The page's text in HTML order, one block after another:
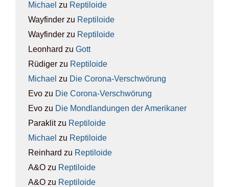
Michael zu Rep­ti­lo­ide
Wayfinder zu Rep­ti­lo­ide
Wayfinder zu Rep­ti­lo­ide
Leonhard zu Gott
Rüdiger zu Rep­ti­lo­ide
Michael zu Die Coro­na-Ver­schwö­rung
Evo zu Die Coro­na-Ver­schwö­rung
Evo zu Die Mond­lan­dun­gen der Ame­ri­ka­ner
Paraklitzu Rep­ti­lo­ide
Michael zu Rep­ti­lo­ide
Reinhard zu Rep­ti­lo­ide
A&O zu Rep­ti­lo­ide
A&O zu Rep­ti­lo­ide